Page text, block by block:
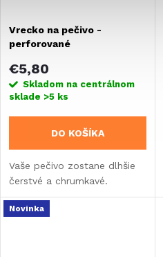
Vrecko na pečivo -
perforované
€5,80
Skladom na centrálnom
sklade >5 ks
DO KOŠÍKA
Vaše pečivo zostane dlhšie
čerstvé a chrumkavé.
Novinka